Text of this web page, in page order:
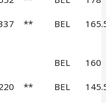
** BEL
BEL 160
** BEL